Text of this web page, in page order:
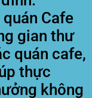
Cafe
gian thư
quán cafe,
thực
không